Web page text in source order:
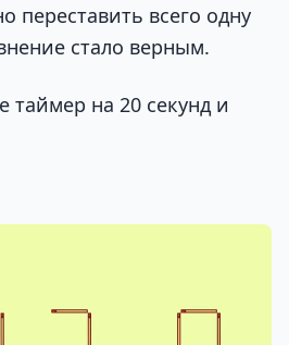
переставить всего одну
стало верным.
таймер на 20 секунд и